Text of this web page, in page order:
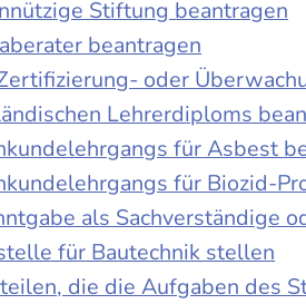
Stiftung beantragen
beantragen
oder
Lehrerdiploms
für Asbest
für Biozid-
als Sachverständige
für Bautechnik stellen
die die Aufgaben des